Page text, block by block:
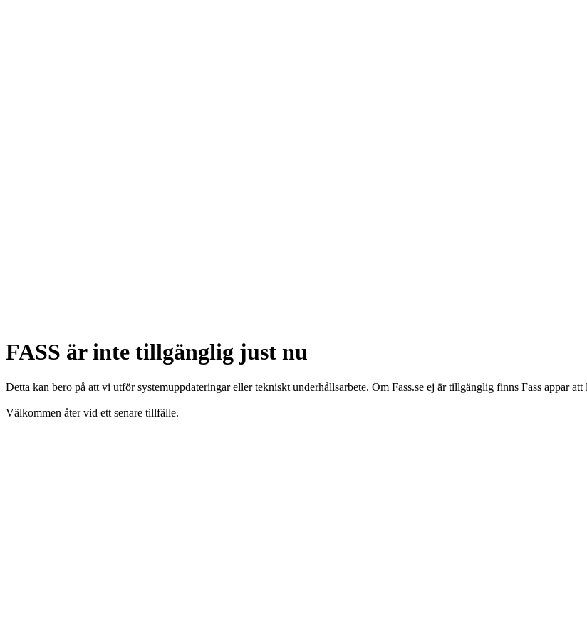
FASS är inte tillgänglig just nu
Detta kan bero på att vi utför systemuppdateringar eller tekniskt underhållsarbete. Om Fass.se ej är tillgänglig finns Fass appar
Välkommen åter vid ett senare tillfälle.